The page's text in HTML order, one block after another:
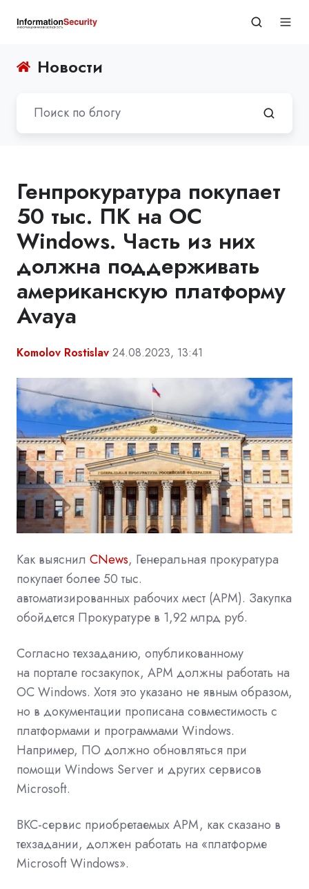
Новости
Генпрокуратура покупает
50 тыс. ПК на ОС
Windows. Часть из них
должна поддерживать
американскую платформу
Avaya
Komolov Rostislav 24.08.2023, 13:41
Как выяснил CNews, Генеральная прокуратура
покупает более 50 тыс.
автоматизированных рабочих мест (АРМ). Закупка
обойдется Прокуратуре в 1,92 млрд руб.
Согласно техзаданию, опубликованному
на портале госзакупок, АРМ должны работать на
ОСWindows. Хотя это указано не явным образом,
но в документации прописана совместимость с
платформами и программами Windows.
Например, ПО должно обновляться при
помощи Windows Server и других сервисов
Microsoft.
ВКС-сервис приобретаемых АРМ, как сказано в
техзадании, должен работать на «платформе
Microsoft Windows».